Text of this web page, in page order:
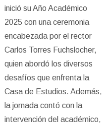
inició su Año Académico
2025 con una ceremonia
encabezada por el rector
Carlos Torres Fuchslocher,
quien abordó los diversos
desafíos que enfrenta la
Casa de Estudios. Además,
la jornada contó con la
intervención del académico,